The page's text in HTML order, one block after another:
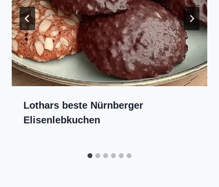
Lothars beste Nürnberger
Elisenlebkuchen